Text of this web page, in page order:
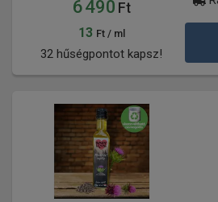
6 490 Ft
13 Ft / ml
32 hűségpontot kapsz!